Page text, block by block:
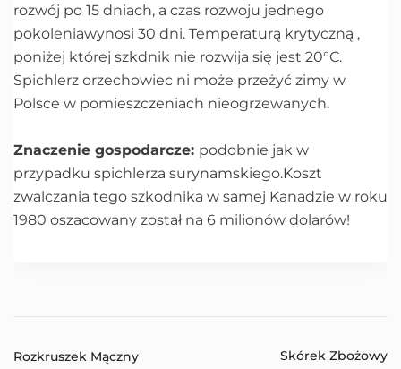
rozwój po 15 dniach, a czas rozwoju jednego
pokoleniawynosi 30 dni. Temperaturą krytyczną ,
poniżej której szkdnik nie rozwija się jest 20°C.
Spichlerz orzechowiec ni może przeżyć zimy w
Polsce w pomieszczeniach nieogrzewanych.
Znaczenie gospodarcze: podobnie jak w
przypadku spichlerza surynamskiego.Koszt
zwalczania tego szkodnika w samej Kanadzie w roku
1980 oszacowany został na 6 milionów dolarów!
Rozkruszek Mączny
Skórek Zbożowy